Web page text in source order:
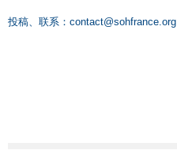
投稿、联系： contact@sohfrance.org